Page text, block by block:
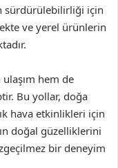
sürdürülebilirliği için
ve yerel ürünlerin
hem de
Bu yollar, doğa
hava etkinlikleri için
doğal güzelliklerini
bir deneyim